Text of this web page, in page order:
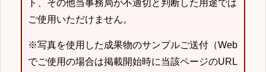
ト、その他当事務局が不適切と判断した用途では
ご使用いただけません。
※写真を使用した成果物のサンプルご送付（Web
でご使用の場合は掲載開始時に当該ページのURL